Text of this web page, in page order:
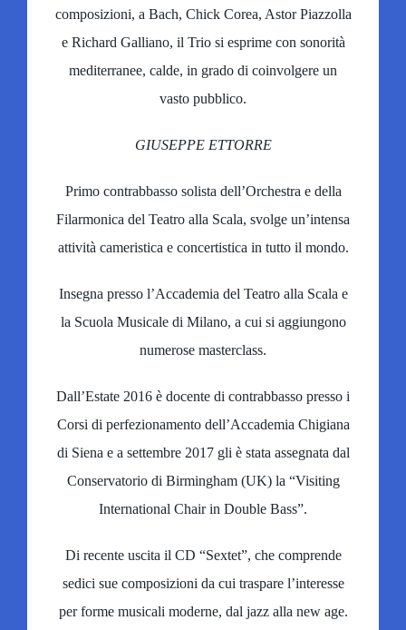
composizioni, a Bach, Chick Corea, Astor Piazzolla
e Richard Galliano, il Trio si esprime con sonorità
mediterranee, calde, in grado di coinvolgere un
vasto pubblico.
GIUSEPPE ETTORRE
Primo contrabbasso solista dell’Orchestra e della
Filarmonica del Teatro alla Scala, svolge un’intensa
attività cameristica e concertistica in tutto il mondo.
Insegna presso l’Accademia del Teatro alla Scala e
la Scuola Musicale di Milano, a cui si aggiungono
numerose masterclass.
Dall’Estate 2016 è docente di contrabbasso presso i
Corsi di perfezionamento dell’Accademia Chigiana
di Siena e a settembre 2017 gli è stata assegnata dal
Conservatorio di Birmingham (UK) la “Visiting
International Chair in Double Bass”.
Di recente uscita il CD “Sextet”, che comprende
sedici sue composizioni da cui traspare l’interesse
per forme musicali moderne, dal jazz alla new age.